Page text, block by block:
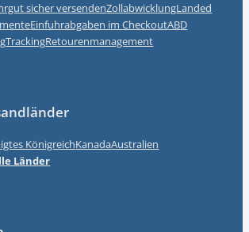
sicher versendenZollabwicklungLanded
Einfuhrabgaben im CheckoutABD
TrackingRetourenmanagement
KönigreichKanadaAustralien
Länder